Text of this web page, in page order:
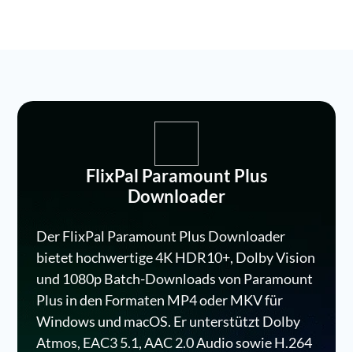
FlixPal Paramount Plus
Downloader
Der FlixPal Paramount Plus Downloader
bietet hochwertige 4K HDR10+, Dolby Vision
und 1080p Batch-Downloads von Paramount
Plus in den Formaten MP4 oder MKV für
Windows und macOS. Er unterstützt Dolby
Atmos, EAC3 5.1, AAC 2.0 Audio sowie H.264